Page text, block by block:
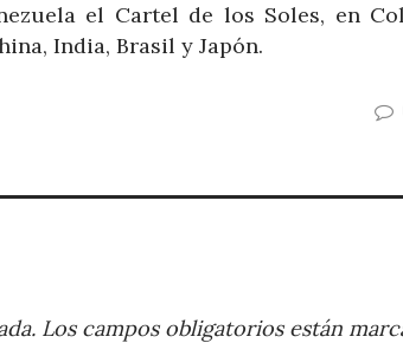
el Cartel de los Soles, en
India, Brasil y Japón.
Los campos obligatorios están